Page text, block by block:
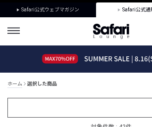
Safari公式ウェブマガジン Safari公式通
ホーム 選択した商品